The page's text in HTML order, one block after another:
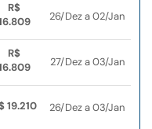
R$
26/Dez a 02/Jan
R$
27/Dez a 03/Jan
19.210 26/Dez a 03/Jan